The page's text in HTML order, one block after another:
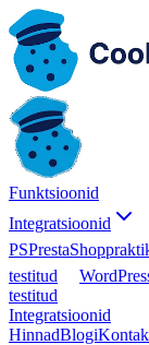
Funktsioonid
Integratsioonid
PSPrestaShop
testitud
testitud
Integratsioonid
HinnadBlogi